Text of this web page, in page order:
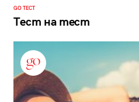
GO ТЕСТ
Тест на тест